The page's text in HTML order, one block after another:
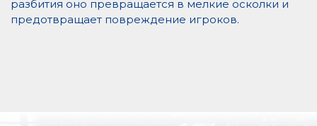
разбития оно превращается в мелкие осколки и
предотвращает повреждение игроков.